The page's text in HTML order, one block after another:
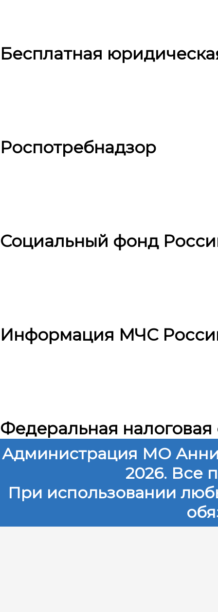
Бесплатная
Роспотребнадзор
Социальный фонд
Информация МЧС
Федеральная налоговая
Администрация МО
2026. Все
При использовании